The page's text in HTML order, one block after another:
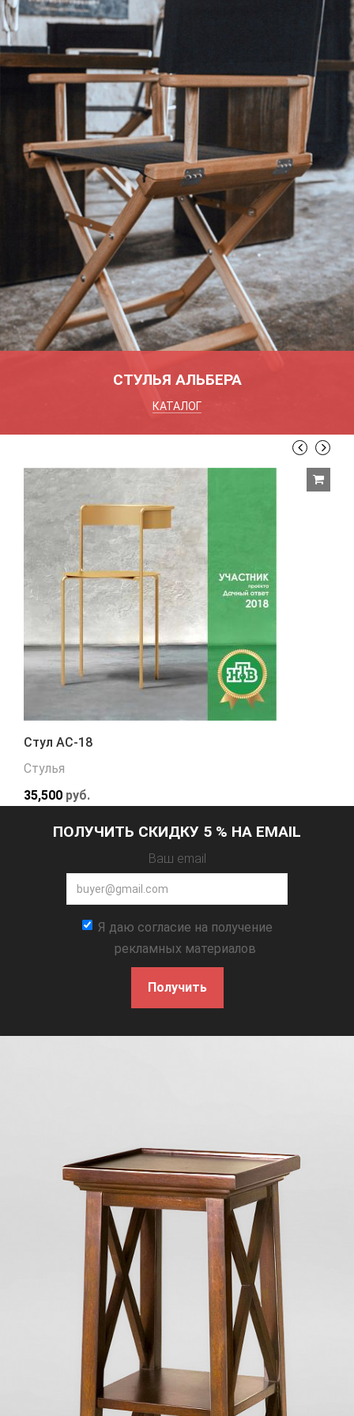
СТУЛЬЯ АЛЬБЕРА
КАТАЛОГ
Стул АС-18
Стулья
35,500 руб.
ПОЛУЧИТЬ СКИДКУ 5 % НА EMAIL
Ваш email
Я даю согласие на получение
рекламных материалов
Получить